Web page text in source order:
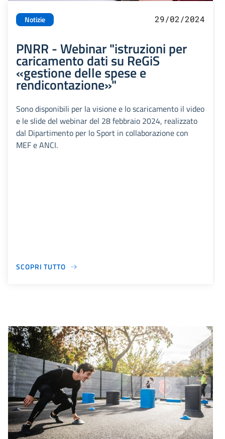
Notizie 29/02/2024
PNRR - Webinar "istruzioni per
caricamento dati su ReGiS
«gestione delle spese e
rendicontazione»"
Sono disponibili per la visione e lo scaricamento il video
e le slide del webinar del 28 febbraio 2024, realizzato
dal Dipartimento per lo Sport in collaborazione con
MEF e ANCI.
SCOPRI TUTTO